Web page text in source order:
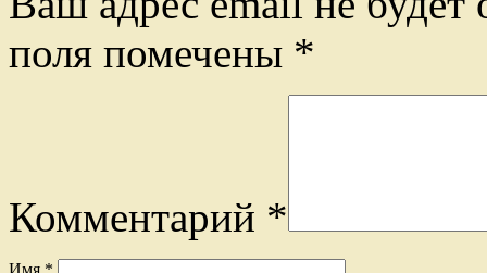
поля помечены *
Комментарий *
Имя *